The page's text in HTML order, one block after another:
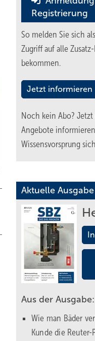
Registrierung
So melden Sie sich
Zugriff auf alle
bekommen.
Jetzt informieren
Noch kein Abo? Jetzt
Angebote
Wissensvorsprung
Aktuelle Ausgabe
Aus der Ausgabe:
Wie man Bäder
Kunde die Reuter-